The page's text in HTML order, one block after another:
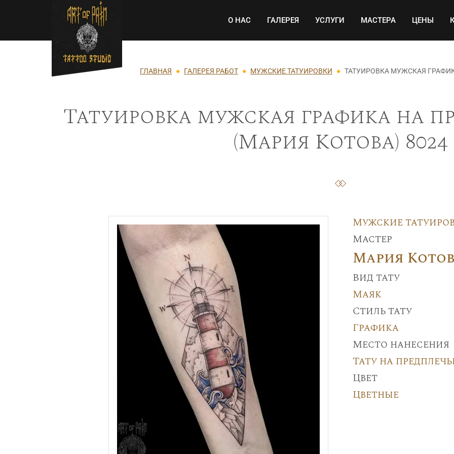
Перейти к основному содержанию Основная навигация
О НАС ГАЛЕРЕЯ УСЛУГИ МАСТЕРА ЦЕНЫ
Строка навигации
ГЛАВНАЯ ГАЛЕРЕЯ РАБОТ МУЖСКИЕ ТАТУИРОВКИ ТАТУИРОВКА МУЖСКАЯ
Татуировка мужская графика на
(Мария Котова) 8024
Мужские
Мастер
Мария
Вид тату
Маяк
Стиль тату
Графика
Место нанесения
Тату на
Цвет
Цветные